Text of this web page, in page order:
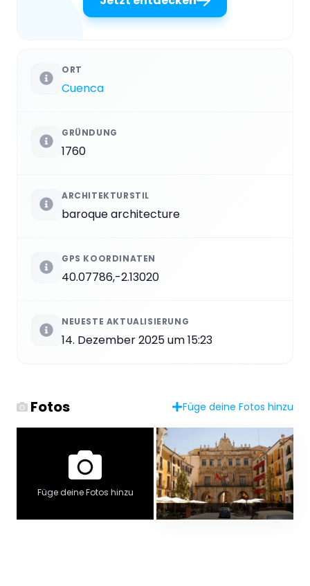
ORT
Cuenca
GRÜNDUNG
1760
ARCHITEKTURSTIL
baroque architecture
GPS KOORDINATEN
40.07786,-2.13020
NEUESTE AKTUALISIERUNG
14. Dezember 2025 um 15:23
Fotos Füge deine Fotos hinzu
Füge deine Fotos hinzu